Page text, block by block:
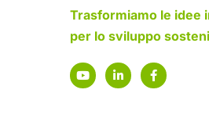
Trasformiamo le idee
per lo sviluppo